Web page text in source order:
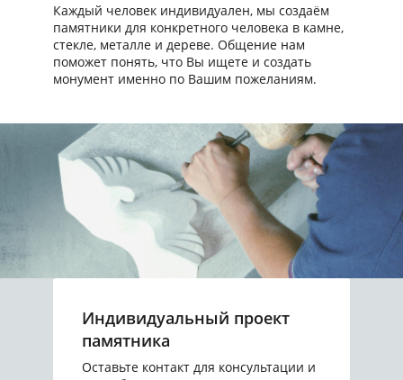
Каждый человек индивидуален, мы создаём
памятники для конкретного человека в камне,
стекле, металле и дереве. Общение нам
поможет понять, что Вы ищете и создать
монумент именно по Вашим пожеланиям.
Индивидуальный проект
памятника
Оставьте контакт для консультации и